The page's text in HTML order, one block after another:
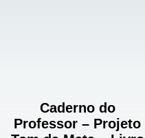
Caderno do
Professor – Projeto